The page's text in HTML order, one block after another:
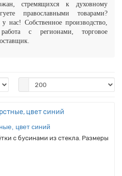
стремящихся к духовному
православными товарами?
нас! Собственное производство,
с регионами, торговое
цвет синий
с бусинами из стекла. Размеры